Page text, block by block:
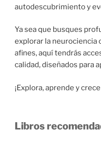
autodescubrimiento y
Ya sea que busques
explorar la neurociencia
afines, aquí tendrás
calidad, diseñados para
¡Explora, aprende y
Libros